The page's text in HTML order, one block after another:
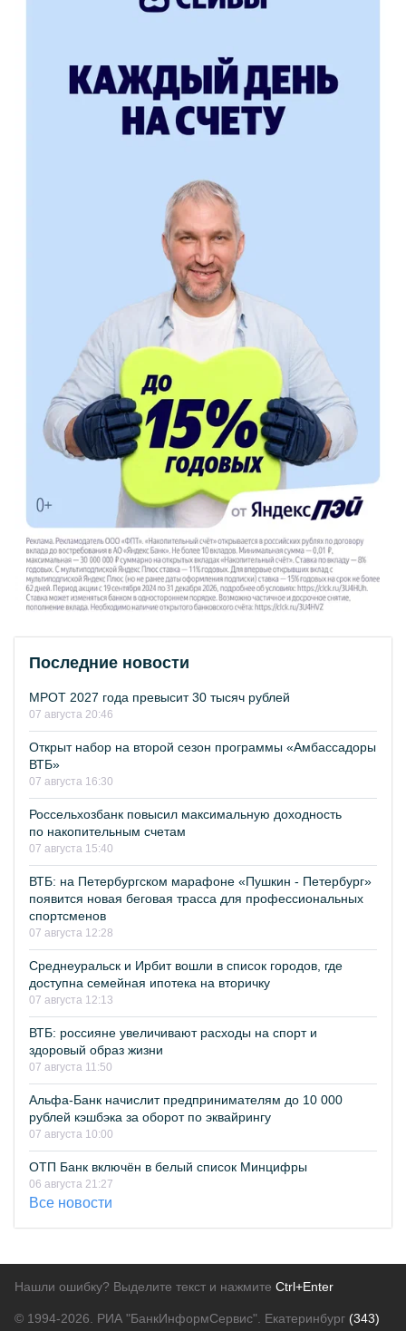
Последние новости
МРОТ 2027 года превысит 30 тысяч рублей
07 августа 20:46
Открыт набор на второй сезон программы «Амбассадоры
ВТБ»
07 августа 16:30
Россельхозбанк повысил максимальную доходность
по накопительным счетам
07 августа 15:40
ВТБ: на Петербургском марафоне «Пушкин - Петербург»
появится новая беговая трасса для профессиональных
спортсменов
07 августа 12:28
Среднеуральск и Ирбит вошли в список городов, где
доступна семейная ипотека на вторичку
07 августа 12:13
ВТБ: россияне увеличивают расходы на спорт и
здоровый образ жизни
07 августа 11:50
Альфа-Банк начислит предпринимателям до 10 000
рублей кэшбэка за оборот по эквайрингу
07 августа 10:00
ОТП Банк включён в белый список Минцифры
06 августа 21:27
Все новости
Нашли ошибку? Выделите текст и нажмите Ctrl+Enter
© 1994-2026. РИА "БанкИнформСервис". Екатеринбург (343)